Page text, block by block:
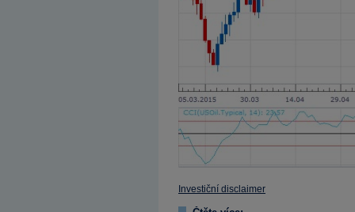
Investiční disclaimer